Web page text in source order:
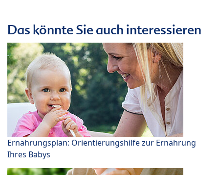
Das könnte Sie auch interessieren
Ernährungsplan: Orientierungshilfe zur Ernährung
Ihres Babys